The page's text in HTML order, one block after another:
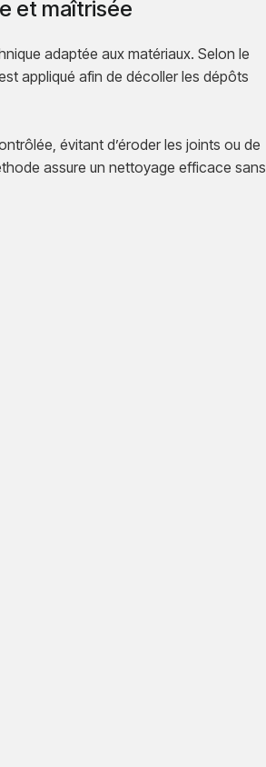
et maîtrisée
adaptée aux matériaux. Selon le
appliqué afin de décoller les dépôts
évitant d’éroder les joints ou de
assure un nettoyage efficace sans